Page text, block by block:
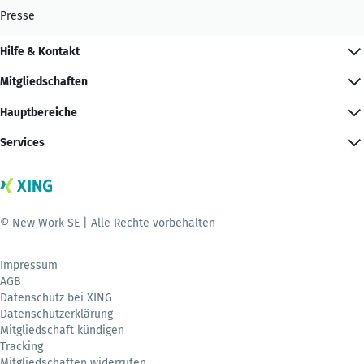
Presse
Hilfe & Kontakt
Mitgliedschaften
Hauptbereiche
Services
© New Work SE | Alle Rechte vorbehalten
Impressum
AGB
Datenschutz bei XING
Datenschutzerklärung
Mitgliedschaft kündigen
Tracking